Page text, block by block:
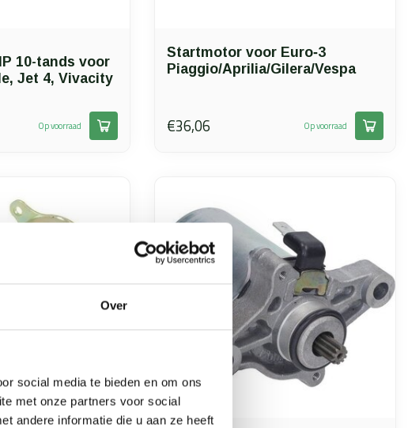
Over
social media te bieden en om ons
met onze partners voor social
andere informatie die u aan ze heeft
10-tands voor
Jet 4, Vivacity
Op voorraad
Startmotor voor Euro‑3
Piaggio/Aprilia/Gilera/Vespa
€36,06 Op voorraad